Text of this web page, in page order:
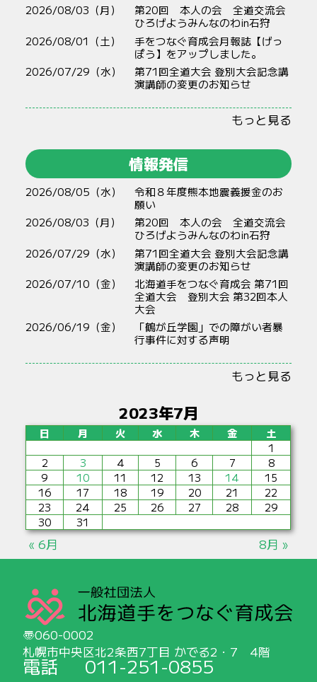
2026/08/03（月）
第20回 本人の会 全道交流会
ひろげようみんなのわin石狩
2026/08/01（土）
手をつなぐ育成会月報誌【げっ
ぽう】をアップしました。
2026/07/29（水）
第71回全道大会 登別大会記念講
演講師の変更のお知らせ
もっと見る
情報発信
2026/08/05（水）
令和８年度熊本地震義援金のお
願い
2026/08/03（月）
第20回 本人の会 全道交流会
ひろげようみんなのわin石狩
2026/07/29（水）
第71回全道大会 登別大会記念講
演講師の変更のお知らせ
2026/07/10（金）
北海道手をつなぐ育成会 第71回
全道大会 登別大会 第32回本人
大会
2026/06/19（金）
「鶴が丘学園」での障がい者暴
行事件に対する声明
もっと見る
2023年7月
日 月 火 水 木 金
土
1
2
3 4 5 6 7
8
9
10 11 12 13 14
15
16
17 18 19 20 21
22
23
24 25 26 27 28
29
30
31
« 6月 8月 »
060-0002
札幌市中央区北2条西7丁目 かでる2・7 4階
電話
011-251-0855